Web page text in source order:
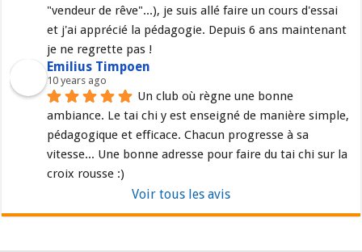
"vendeur de rêve"...), je suis allé faire un cours d'essai
et j'ai apprécié la pédagogie. Depuis 6 ans maintenant
je ne regrette pas !
Emilius Timpoen
10 years ago
Un club où règne une bonne
ambiance. Le tai chi y est enseigné de manière simple,
pédagogique et efficace. Chacun progresse à sa
vitesse... Une bonne adresse pour faire du tai chi sur la
croix rousse :)
Voir tous les avis